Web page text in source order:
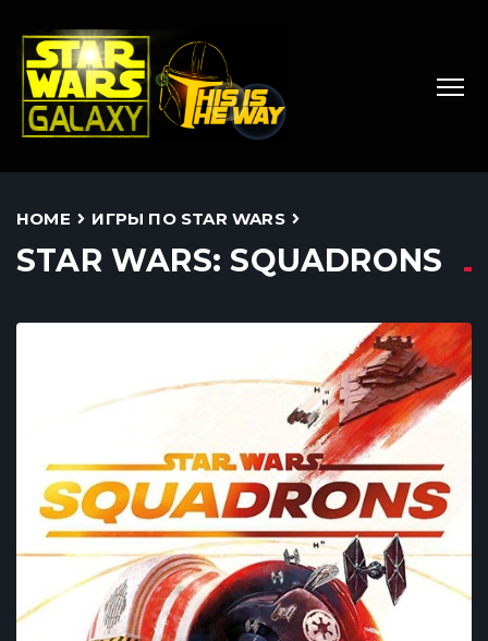
HOME ИГРЫ ПО STAR WARS
STAR WARS: SQUADRONS